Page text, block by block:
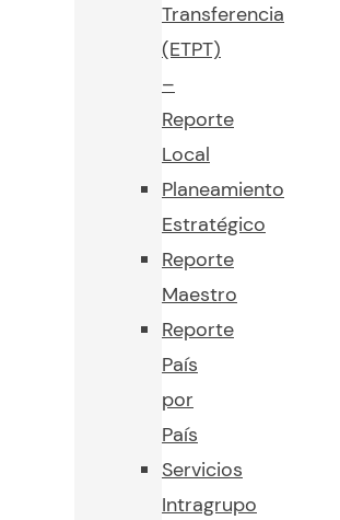
Transferencia
(ETPT)
–
Reporte
Local
Planeamiento
Estratégico
Reporte
Maestro
Reporte
País
por
País
Servicios
Intragrupo